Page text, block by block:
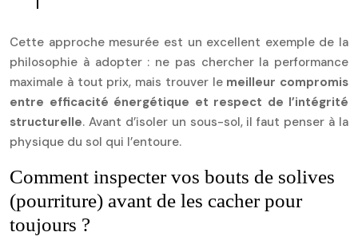
Cette approche mesurée est un excellent exemple de la
philosophie à adopter : ne pas chercher la performance
maximale à tout prix, mais trouver le meilleur compromis
entre efficacité énergétique et respect de l’intégrité
structurelle. Avant d’isoler un sous-sol, il faut penser à la
physique du sol qui l’entoure.
Comment inspecter vos bouts de solives
(pourriture) avant de les cacher pour
toujours ?